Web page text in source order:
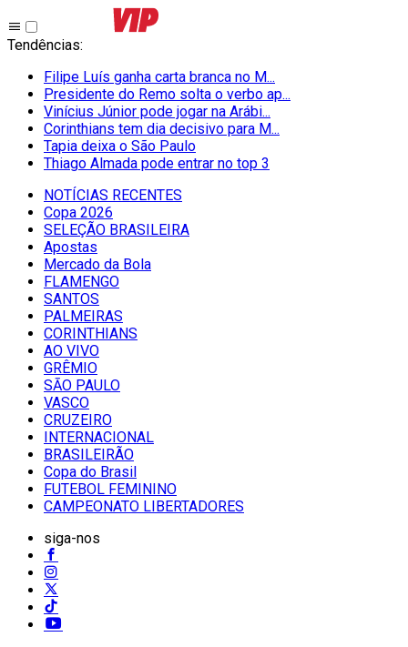
Tendências:
Filipe Luís ganha carta branca no M...
Presidente do Remo solta o verbo ap...
Vinícius Júnior pode jogar na Arábi...
Corinthians tem dia decisivo para M...
Tapia deixa o São Paulo
Thiago Almada pode entrar no top 3
NOTÍCIAS RECENTES
Copa 2026
SELEÇÃO BRASILEIRA
Apostas
Mercado da Bola
FLAMENGO
SANTOS
PALMEIRAS
CORINTHIANS
AO VIVO
GRÊMIO
SĀO PAULO
VASCO
CRUZEIRO
INTERNACIONAL
BRASILEIRÃO
Copa do Brasil
FUTEBOL FEMININO
CAMPEONATO LIBERTADORES
siga-nos